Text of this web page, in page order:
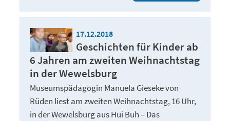
17.12.2018
Geschichten für Kinder ab
6 Jahren am zweiten Weihnachtstag
in der Wewelsburg
Museumspädagogin Manuela Gieseke von
Rüden liest am zweiten Weihnachtstag, 16 Uhr,
in der Wewelsburg aus Hui Buh – Das